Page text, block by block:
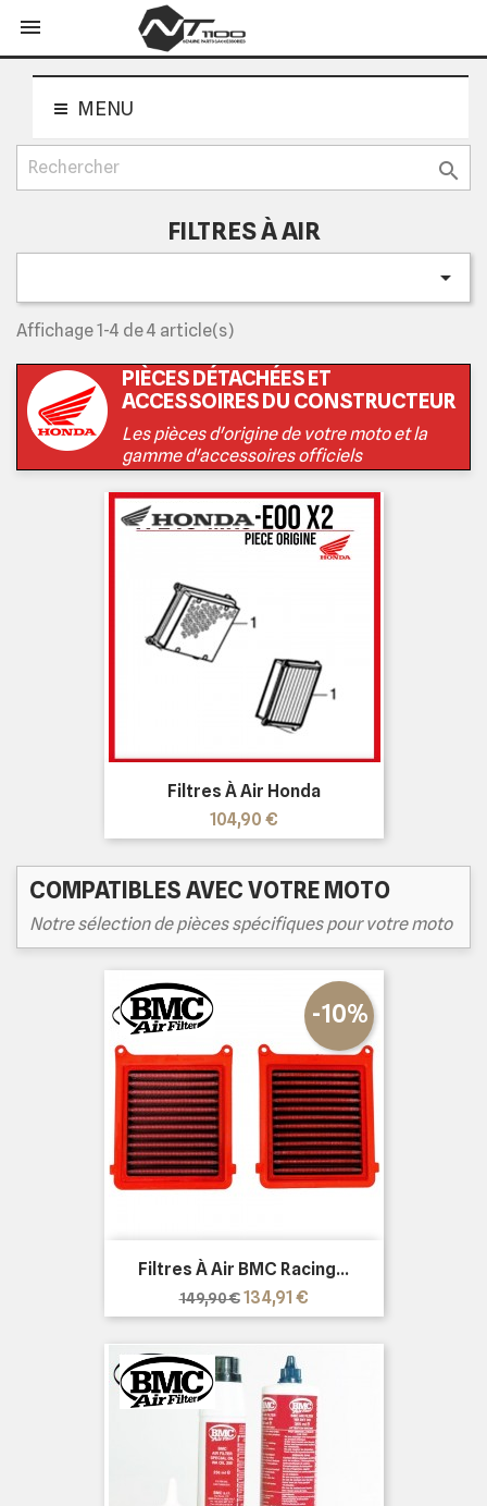

MENU

FILTRES À AIR

Affichage 1-4 de 4 article(s)
PIÈCES DÉTACHÉES ET
ACCESSOIRES DU CONSTRUCTEUR
Les pièces d'origine de votre moto et la
gamme d'accessoires officiels
Filtres À Air Honda
Prix
104,90 €
COMPATIBLES AVEC VOTRE MOTO
Notre sélection de pièces spécifiques pour votre moto
Filtres À Air BMC Racing...
Prix
de
base
149,90 €
-10%
Prix
134,91 €